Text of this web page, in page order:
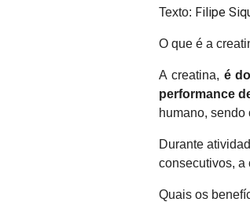
Texto: Filipe
O que é a
A creatina, é
performance
humano, sendo
Durante
consecutivos, a
Quais os